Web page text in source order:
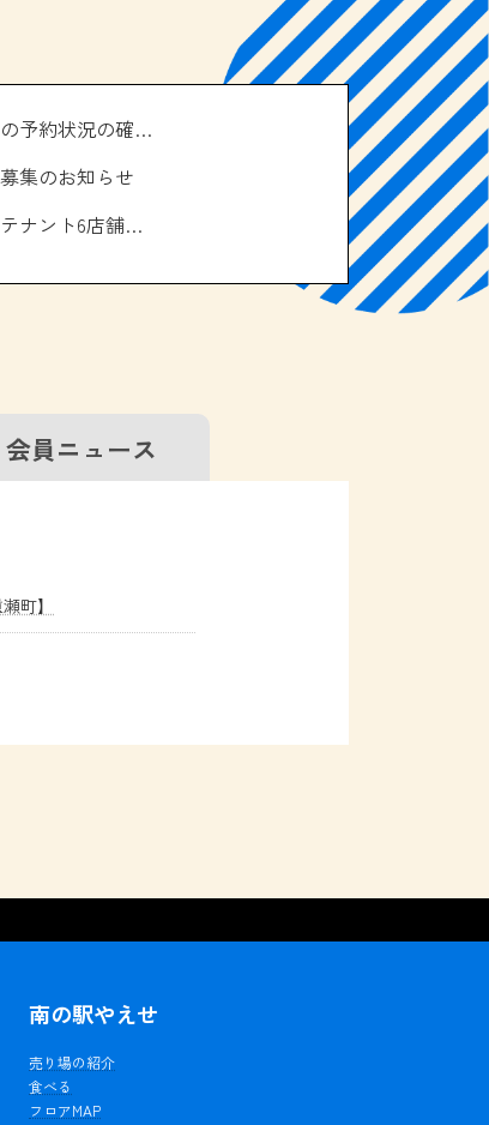
＼南の駅やえせ会議室の予約状況の確認はこちら！／
集のお知らせ
【お休みのお知らせ】テナント6店舗、エアコン取り換え工事について
会員ニュース
町】
南の駅やえせ
売り場の紹介
食べる
フロアMAP